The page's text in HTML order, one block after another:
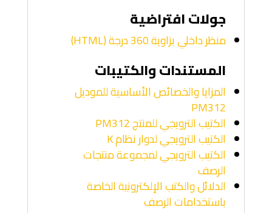
جولات افتراضية
منظر داخلي بزاوية 360 درجة (HTML)
المستندات والكتيبات
المزايا والخصائص الأساسية للموديل
PM312
الكتيب الترويجي للمنتج PM312
الكتيب الترويجي لدوار نظام K
الكتيب الترويجي لمجموعة منتجات
الرصف
الدلائل والكتب الإلكترونية الخاصة
باستخدامات الرصف